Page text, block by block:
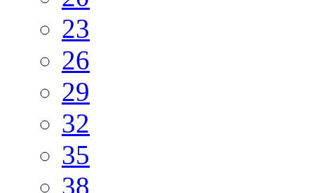
23
26
29
32
35
38